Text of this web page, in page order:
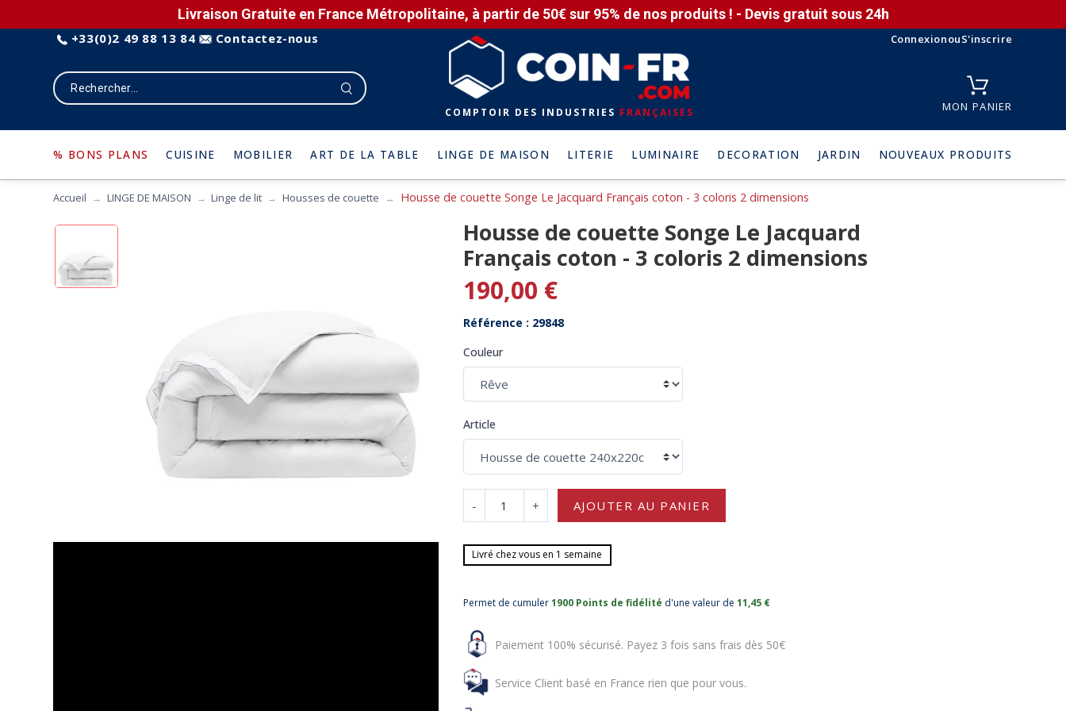
Livraison Gratuite en France Métropolitaine, à partir de 50€ sur 95% de nos produits ! - Devis gratuit sous 24h
+33(0)2 49 88 13 84 Contactez-nous ConnexionouS'inscrire
COMPTOIR DES INDUSTRIES FRANÇAISES MON PANIER
% BONS PLANS CUISINE MOBILIER ART DE LA TABLE LINGE DE MAISON LITERIE LUMINAIRE DECORATION JARDIN NOUVEAUX PRODUITS
Accueil LINGE DE MAISON Linge de lit Housses de couette Housse de couette Songe Le Jacquard Français coton - 3 coloris 2 dimensions
Housse de couette Songe Le Jacquard
Français coton - 3 coloris 2 dimensions
190,00 €
Référence : 29848
Couleur
Article
- + AJOUTER AU PANIER
Livré chez vous en 1 semaine
Permet de cumuler1900 Points de fidélité d'une valeur de 11,45 €
Paiement 100% sécurisé. Payez 3 fois sans frais dès 50€
Service Client basé en France rien que pour vous.